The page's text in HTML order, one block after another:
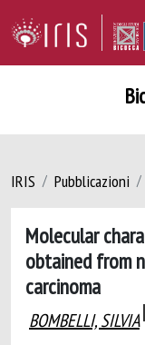
IRIS Pubblicazioni
Molecular
obtained from
carcinoma
BOMBELLI, SILVIA